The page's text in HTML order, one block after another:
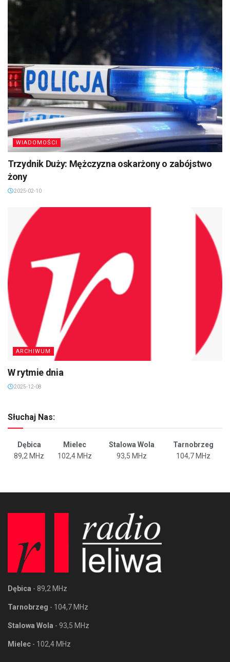
WIADOMOŚCI
Trzydnik Duży: Mężczyzna oskarżony o zabójstwo
żony
2025-02-10
ARCHIWUM
W rytmie dnia
2025-12-08
Słuchaj Nas:
Dębica Mielec Stalowa Wola
Tarnobrzeg
89,2 MHz
102,4 MHz 93,5 MHz 104,7 MHz
Dębica - 89,2 MHz
Tarnobrzeg - 104,7 MHz
Stalowa Wola - 93,5 MHz
Mielec - 102,4 MHz